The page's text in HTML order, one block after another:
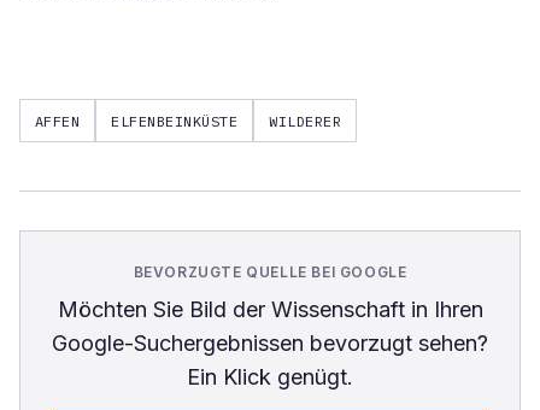
AFFEN ELFENBEINKÜSTE WILDERER
BEVORZUGTE QUELLE BEI GOOGLE
Möchten Sie Bild der Wissenschaftin Ihren
Google-Suchergebnissen bevorzugt sehen?
Ein Klick genügt.